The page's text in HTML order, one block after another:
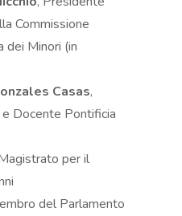
Commissione
dei Minori (in
Casas,
Docente Pontificia
per il
del Parlamento